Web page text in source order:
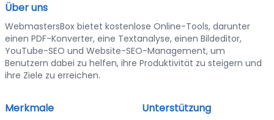
Über uns
WebmastersBox bietet kostenlose Online-Tools, darunter
einen PDF-Konverter, eine Textanalyse, einen Bildeditor,
YouTube-SEO und Website-SEO-Management, um
Benutzern dabei zu helfen, ihre Produktivität zu steigern und
ihre Ziele zu erreichen.
Merkmale Unterstützung